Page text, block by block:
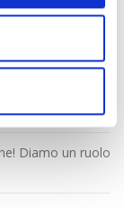
Diamo un ruolo